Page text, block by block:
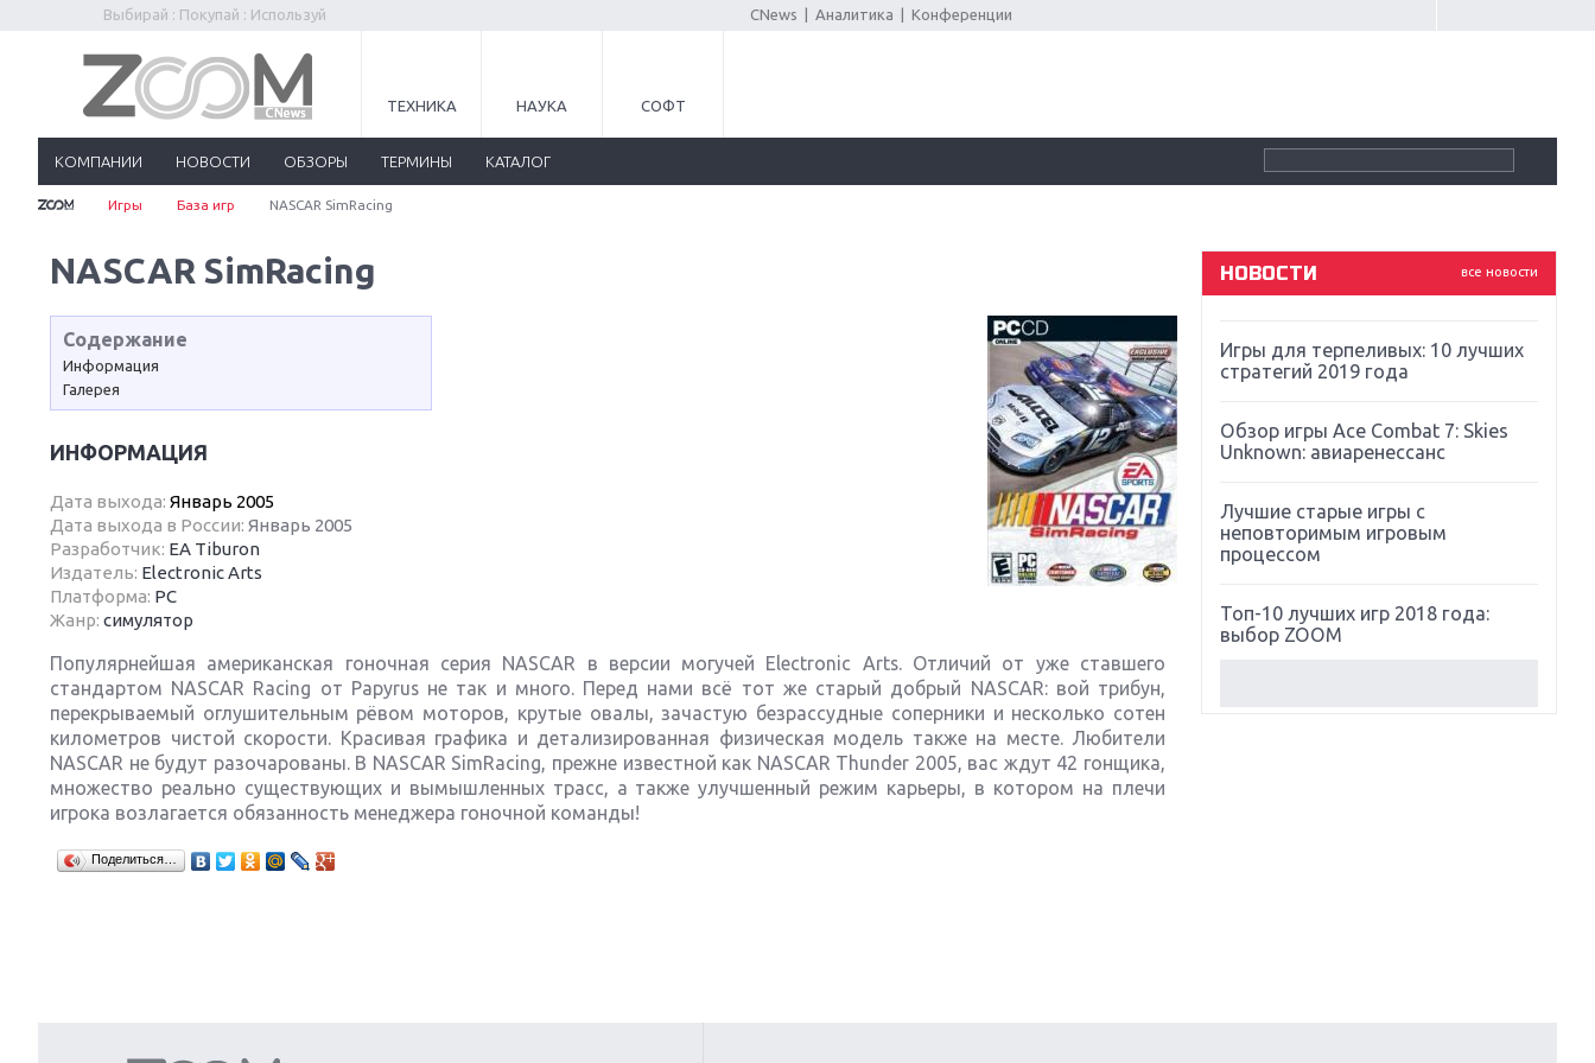
Выбирай : Покупай : Используй CNews Аналитика Конференции
ТЕХНИКА НАУКА СОФТ
КОМПАНИИ НОВОСТИ ОБЗОРЫ ТЕРМИНЫ КАТАЛОГ
Игры База игр NASCAR SimRacing
NASCAR SimRacing
Содержание
Информация
Галерея
ИНФОРМАЦИЯ
Дата выхода: Январь 2005
Дата выхода в России: Январь 2005
Разработчик: EA Tiburon
Издатель: Electronic Arts
Платформа: PC
Жанр: симулятор
Популярнейшая американская гоночная серия NASCAR в версии могучей Electronic Arts. Отличий от уже ставшего
стандартом NASCAR Racing от Papyrus не так и много. Перед нами всё тот же старый добрый NASCAR: вой трибун,
перекрываемый оглушительным рёвом моторов, крутые овалы, зачастую безрассудные соперники и несколько сотен
километров чистой скорости. Красивая графика и детализированная физическая модель также на месте. Любители
NASCAR не будут разочарованы. В NASCAR SimRacing, прежне известной как NASCAR Thunder 2005, вас ждут 42 гонщика,
множество реально существующих и вымышленных трасс, а также улучшенный режим карьеры, в котором на плечи
игрока возлагается обязанность менеджера гоночной команды!
Поделиться…
все новости
НОВОСТИ
Souls
Far Cry 5: хвалить нельзя ругать
Игры для терпеливых: 10 лучших
стратегий 2019 года
Обзор игры Ace Combat 7: Skies
Unknown: авиаренессанс
Лучшие старые игры с
неповторимым игровым
процессом
Топ-10 лучших игр 2018 года:
выбор ZOOM
Next